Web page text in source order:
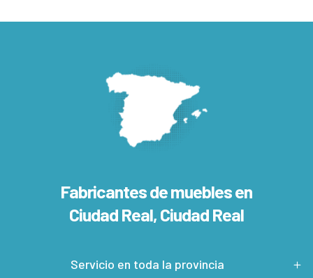
Fabricantes de muebles en
Ciudad Real, Ciudad Real
Servicio en toda la provincia